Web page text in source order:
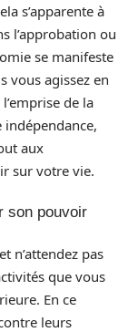
s’apparente à
l’approbation ou
se manifeste
vous agissez en
de la
aux
sur votre vie.
son pouvoir
n’attendez pas
que vous
En ce
leurs